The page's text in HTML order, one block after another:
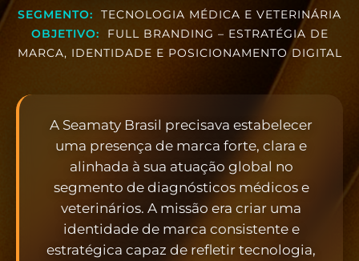
SEGMENTO:
TECNOLOGIA MÉDICA E VETERINÁRIA
OBJETIVO:
FULL BRANDING – ESTRATÉGIA DE
MARCA, IDENTIDADE E POSICIONAMENTO DIGITAL
A Seamaty Brasil precisava estabelecer
uma presença de marca forte, clara e
alinhada à sua atuação global no
segmento de diagnósticos médicos e
veterinários. A missão era criar uma
identidade de marca consistente e
estratégica capaz de refletir tecnologia,